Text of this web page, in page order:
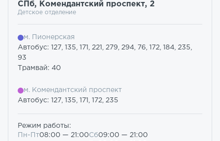
СПб, Комендантский проспект, 2
Детское отделение
м. Пионерская
Автобус: 127, 135, 171, 221, 279, 294, 76, 172, 184, 235,
93
Трамвай: 40
м. Комендантский проспект
Автобус: 127, 135, 171, 172, 235
Режим работы:
Пн-Пт08:00 — 21:00Сб09:00 — 21:00